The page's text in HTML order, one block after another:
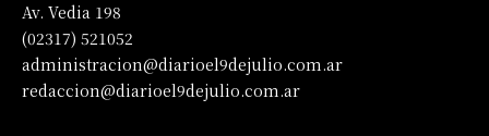
Av. Vedia 198
(02317) 521052
administracion@diarioel9dejulio.com.ar
redaccion@diarioel9dejulio.com.ar